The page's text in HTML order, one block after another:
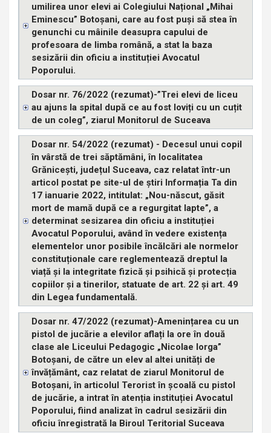
umilirea unor elevi ai Colegiului Național „Mihai
Eminescu” Botoșani, care au fost puși să stea în
genunchi cu mâinile deasupra capului de
profesoara de limba română, a stat la baza
sesizării din oficiu a instituției Avocatul
Poporului.
Dosar nr. 76/2022 (rezumat)-”Trei elevi de liceu
au ajuns la spital după ce au fost loviți cu un cuțit
de un coleg”, ziarul Monitorul de Suceava
Dosar nr. 54/2022 (rezumat) - Decesul unui copil
în vârstă de trei săptămâni, în localitatea
Grănicești, județul Suceava, caz relatat într-un
articol postat pe site-ul de știri Informația Ta din
17 ianuarie 2022, intitulat: „Nou-născut, găsit
mort de mamă după ce a regurgitat lapte”, a
determinat sesizarea din oficiu a instituției
Avocatul Poporului, având în vedere existența
elementelor unor posibile încălcări ale normelor
constituționale care reglementează dreptul la
viață și la integritate fizică și psihică și protecția
copiilor și a tinerilor, statuate de art. 22 și art. 49
din Legea fundamentală.
Dosar nr. 47/2022 (rezumat)-Amenințarea cu un
pistol de jucărie a elevilor aflați la ore în două
clase ale Liceului Pedagogic „Nicolae Iorga”
Botoșani, de către un elev al altei unități de
învățământ, caz relatat de ziarul Monitorul de
Botoșani, în articolul Terorist în școală cu pistol
de jucărie, a intrat în atenția instituției Avocatul
Poporului, fiind analizat în cadrul sesizării din
oficiu înregistrată la Biroul Teritorial Suceava